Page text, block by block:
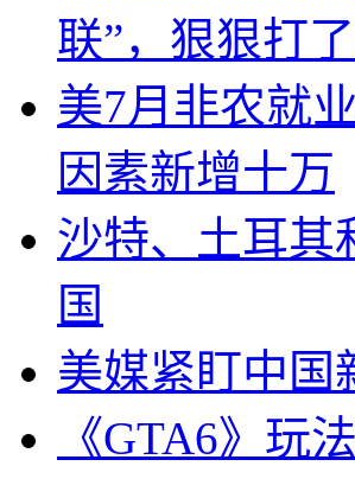
联”，狠狠打
美7月非农就
因素新增十万
沙特、土耳其
国
美媒紧盯中国
《GTA6》玩